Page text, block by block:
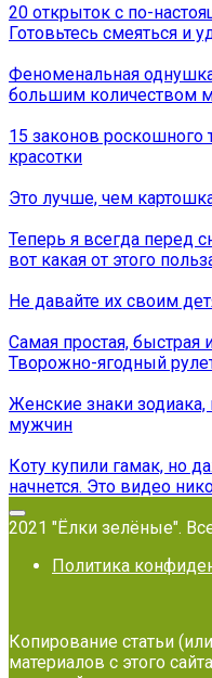
20 открыток с по-
Готовьтесь смеяться и
Феноменальная
большим количеством
15 законов роскошного
красотки
Это лучше, чем
Теперь я всегда перед
вот какая от этого
Не давайте их своим
Самая простая,
Творожно-ягодный
Женские знаки
мужчин
Коту купили гамак, но
начнется. Это видео
2021 "Ёлки зелёные".
Политика
Копирование статьи
материалов с этого